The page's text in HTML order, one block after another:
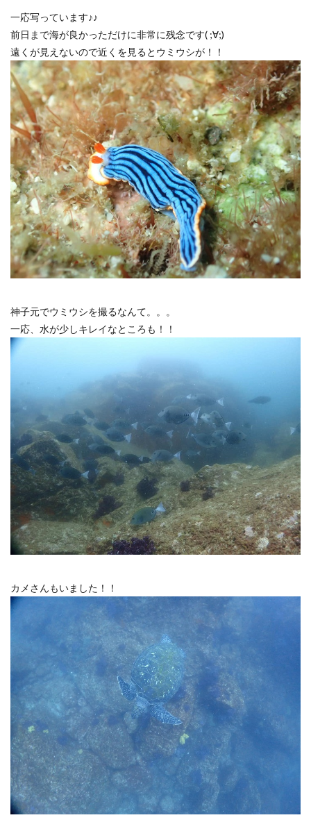
一応写っています♪♪
前日まで海が良かっただけに非常に残念です( ;∀;)
遠くが見えないので近くを見るとウミウシが！！
神子元でウミウシを撮るなんて。。。
一応、水が少しキレイなところも！！
カメさんもいました！！